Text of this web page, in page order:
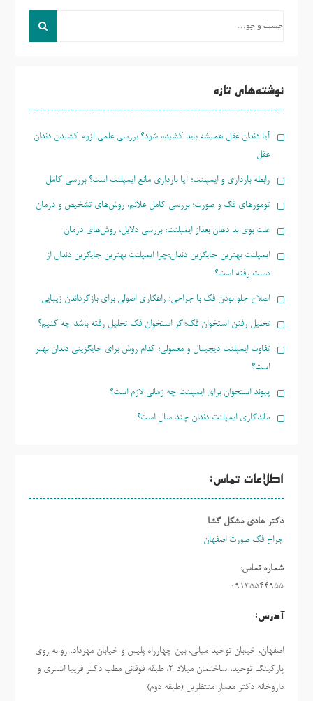
نوشته‌های تازه
آیا دندان عقل همیشه باید کشیده شود؟ بررسی علمی لزوم کشیدن دندان
عقل
رابطه بارداری و ایمپلنت؛ آیا بارداری مانع ایمپلنت است؟ بررسی کامل
تومورهای فک و صورت؛ بررسی کامل علائم، روش‌های تشخیص و درمان
علت بوی بد دهان بعداز ایمپلنت؛ بررسی دلایل، روش‌های درمان
ایمپلنت بهترین جایگزین دندان؛چرا ایمپلنت بهترین جایگزین دندان از
دست رفته است؟
اصلاح جلو بودن فک با جراحی؛ راهکاری اصولی برای بازگرداندن زیبایی
تحلیل رفتن استخوان فک؛اگر استخوان فک تحلیل رفته باشد چه کنیم؟
تفاوت ایمپلنت دیجیتال و معمولی؛ کدام روش برای جایگزینی دندان بهتر
است؟
پیوند استخوان برای ایمپلنت چه زمانی لازم است؟
ماندگاری ایمپلنت دندان چند سال است؟
اطلاعات تماس:
دکتر هادی مشکل گشا
جراح فک صورت اصفهان
شماره تماس:
09135544955
آدرس:
اصفهان، خیابان توحید میانی، بین چهارراه پلیس و خیابان مهرداد، رو به روی
پارکینگ توحید، ساختمان میلاد ٢، طبقه فوقانی مطب دکتر فریبا اشتری و
داروخانه دکتر معمار منتظرین (طبقه دوم)